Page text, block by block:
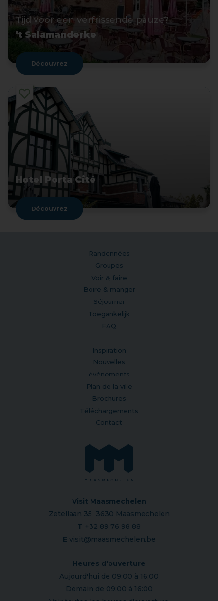
Tijd voor een verfrissende pauze?
't Salamanderke
Découvrez
Hotel Porta Cité
Découvrez
Randonnées
Groupes
Voir & faire
Boire & manger
Séjourner
Toegankelijk
FAQ
Inspiration
Nouvelles
événements
Plan de la ville
Brochures
Téléchargements
Contact
Visit Maasmechelen
Zetellaan 35 3630 Maasmechelen
T +32 89 76 98 88
E visit@maasmechelen.be
Heures d'ouverture
Aujourd'hui de 09:00 à 16:00
Demain de 09:00 à 16:00